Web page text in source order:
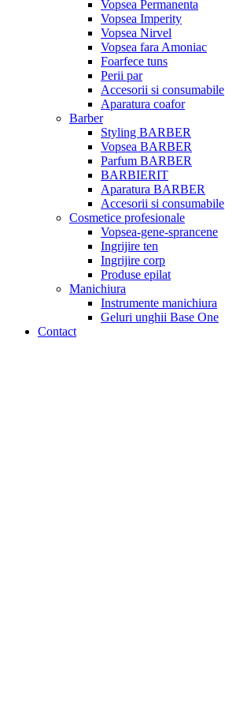
Vopsea Permanenta
Vopsea Imperity
Vopsea Nirvel
Vopsea fara Amoniac
Foarfece tuns
Perii par
Accesorii si consumabile
Aparatura coafor
Barber
Styling BARBER
Vopsea BARBER
Parfum BARBER
BARBIERIT
Aparatura BARBER
Accesorii si consumabile
Cosmetice profesionale
Vopsea-gene-sprancene
Ingrijire ten
Ingrijire corp
Produse epilat
Manichiura
Instrumente manichiura
Geluri unghii Base One
Contact